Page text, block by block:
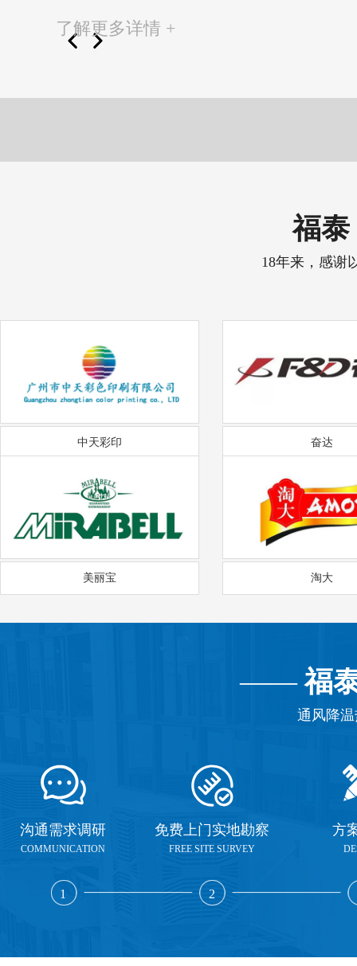
了解更多详情 +
福泰
18年来，感谢
中天彩印 奋达
美丽宝 淘大
——福
通风降
沟通需求调研
COMMUNICATION
1
免费上门实地勘察
FREE SITE SURVEY
2
方